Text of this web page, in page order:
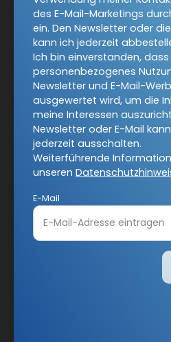
AGB und
Barrierefreiheit
Vertrag
Abo online
des E-Mail-Marketings
ein. Den Newsletter oder
kann ich jederzeit
Ich bin einverstanden,
personenbezogenes
Newsletter und E-Mail-
ausgewertet wird, um die
meine Interessen
Newsletter oder E-Mail
jederzeit ausschalten.
Weiterführende
unseren
E-Mail